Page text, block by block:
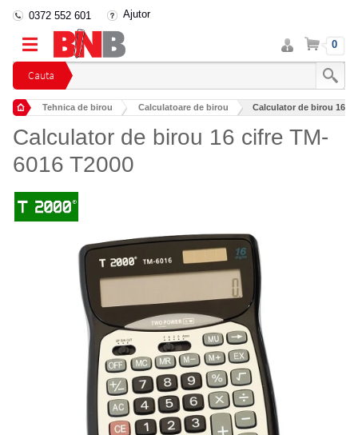
Cauta
0372 552 601 Ajutor
Intra
in
cont
Cos 0
Tehnica de birou Calculatoare de birou Calculator de birou 16
Calculator de birou 16 cifre TM-
6016 T2000